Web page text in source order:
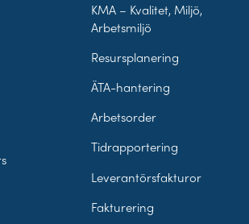
KMA – Kvalitet, Miljö,
Arbetsmiljö
Resursplanering
ÄTA-hantering
Arbetsorder
Tidrapportering
Leverantörsfakturor
Fakturering